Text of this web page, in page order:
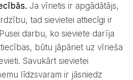
Ja vīrietis ir apgādātājs,
tad sievietei attiecīgi ir
darbu, ko sieviete darīja
būtu jāpāriet uz vīrieša
Savukārt sievietei
līdzsvaram ir jāsniedz